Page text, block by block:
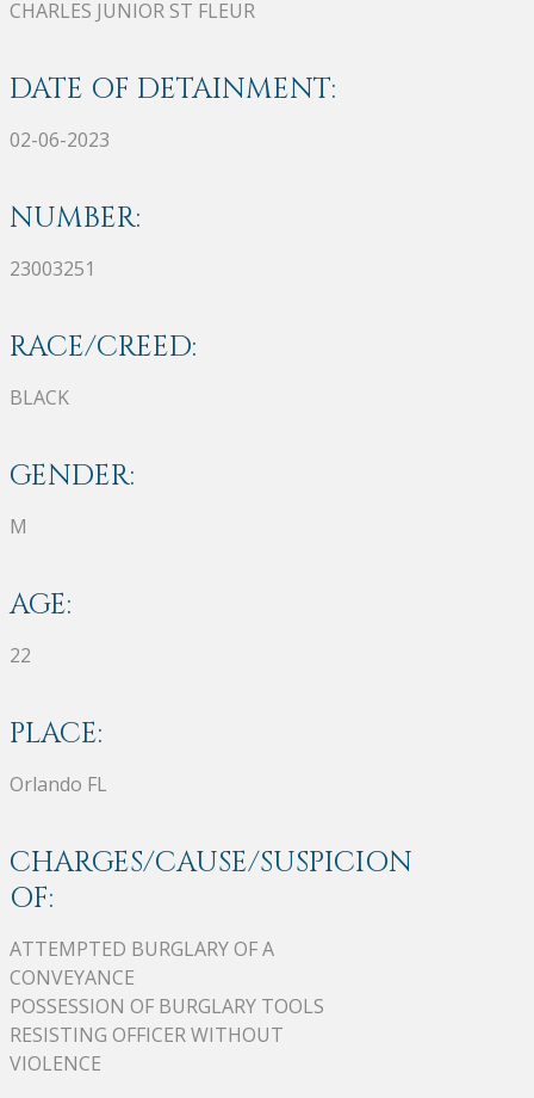
CHARLES JUNIOR ST FLEUR
DATE OF DETAINMENT:
02-06-2023
NUMBER:
23003251
RACE/CREED:
BLACK
GENDER:
M
AGE:
22
PLACE:
Orlando FL
CHARGES/CAUSE/SUSPICION
OF:
ATTEMPTED BURGLARY OF A
CONVEYANCE
POSSESSION OF BURGLARY TOOLS
RESISTING OFFICER WITHOUT
VIOLENCE